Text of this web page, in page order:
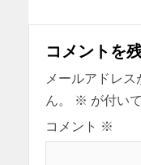
コメントを
メールアドレ
ん。
※ が付い
コメント ※